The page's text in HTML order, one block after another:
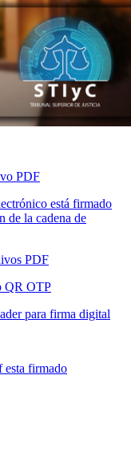
PDF
está firmado
de la cadena de
PDF
QR OTP
para firma digital
esta firmado